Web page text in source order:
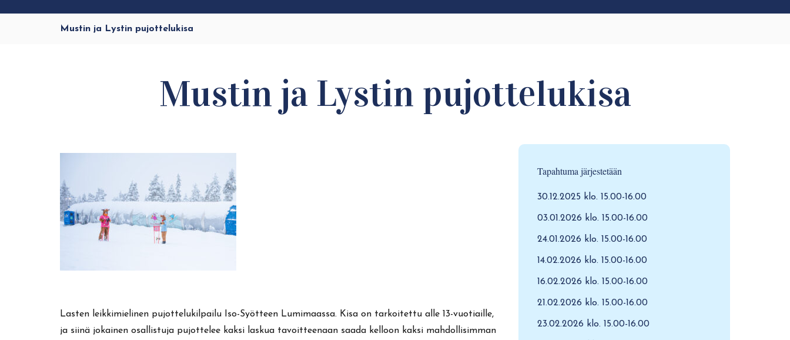
Mustin ja Lystin pujottelukisa
Mustin ja Lystin pujottelukisa
Lasten leikkimielinen pujottelukilpailu Iso-Syötteen Lumimaassa. Kisa on tarkoitettu alle 13-vuotiaille,
ja siinä jokainen osallistuja pujottelee kaksi laskua tavoitteenaan saada kelloon kaksi mahdollisimman
Tapahtuma järjestetään
30.12.2025 klo. 15.00-16.00
03.01.2026 klo. 15.00-16.00
24.01.2026 klo. 15.00-16.00
14.02.2026 klo. 15.00-16.00
16.02.2026 klo. 15.00-16.00
21.02.2026 klo. 15.00-16.00
23.02.2026 klo. 15.00-16.00